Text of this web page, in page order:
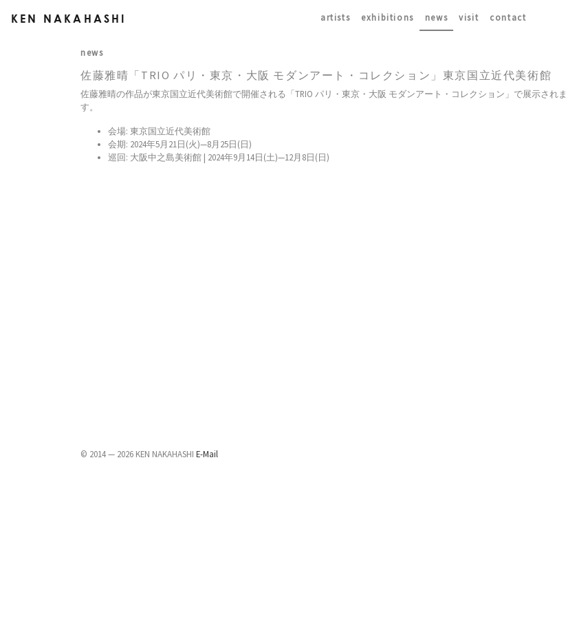
KEN NAKAHASHI artists exhibitions news visit contact
news
佐藤雅晴「TRIO パリ・東京・大阪 モダンアート・コレクション」東京国立近代美術館
佐藤雅晴の作品が東京国立近代美術館で開催される「TRIO パリ・東京・大阪 モダンアート・コレクション」で展示されま
す。
会場: 東京国立近代美術館
会期: 2024年5月21日(火)—8月25日(日)
巡回: 大阪中之島美術館 | 2024年9月14日(土)—12月8日(日)
© 2014 — 2026 KEN NAKAHASHI E-Mail